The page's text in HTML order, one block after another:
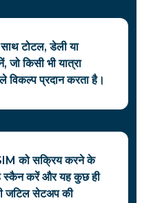
टोटल, डेली या
किसी भी यात्रा
प्रदान करता है।
को सक्रिय करने के
स्कैन करें और यह कुछ ही
जटिल सेटअप की